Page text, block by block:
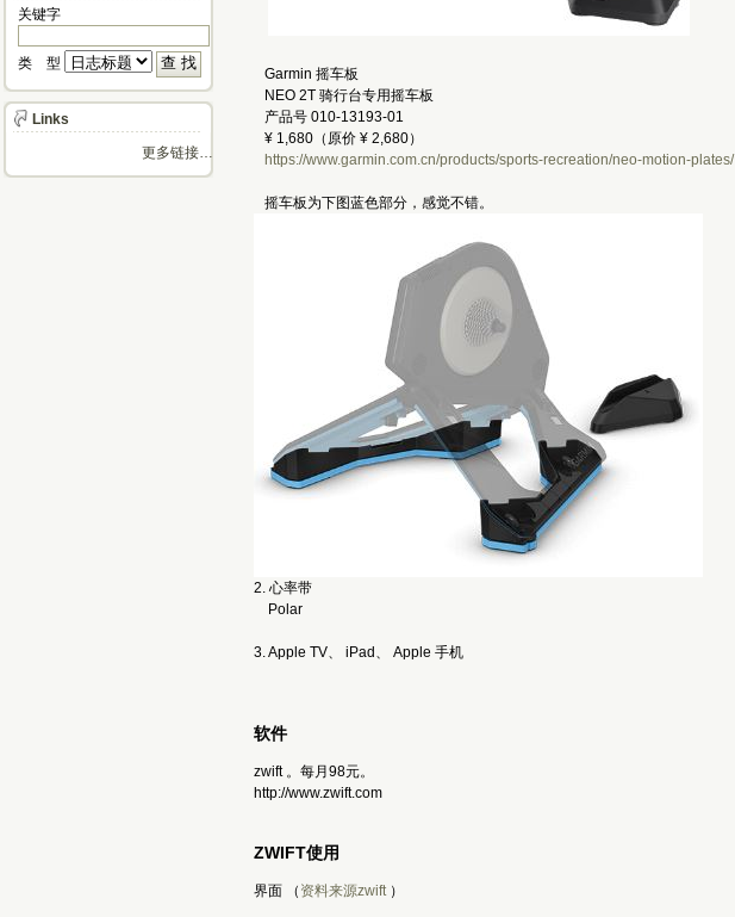
Garmin 摇车板
NEO 2T 骑行台专用摇车板
产品号 010-13193-01
¥ 1,680（原价 ¥ 2,680）
https://www.garmin.com.cn/products/sports-recreation/neo-motion-plates/
摇车板为下图蓝色部分，感觉不错。
2. 心率带
Polar
3. Apple TV、 iPad、 Apple 手机
软件
zwift 。每月98元。
http://www.zwift.com
ZWIFT使用
界面 （ 资料来源zwift）
关键字
类 型
Links
更多链接…